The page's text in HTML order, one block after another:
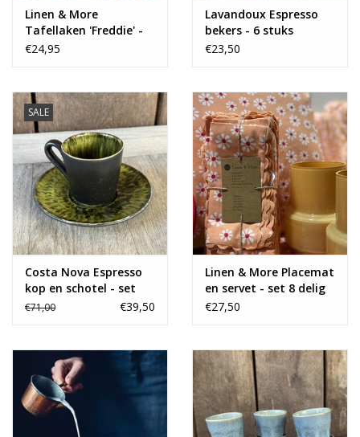
Linen & More
Tafellaken 'Freddie' -
rond
€24,95
Lavandoux Espresso
bekers - 6 stuks
€23,50
SALE
Costa Nova Espresso
kop en schotel - set
van 4
€71,00 €39,50
Linen & More Placemat
en servet - set 8 delig
€27,50